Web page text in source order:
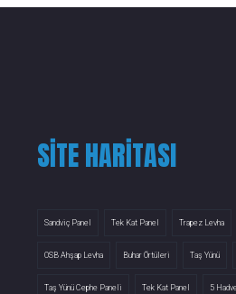
SITE HARITASI
Sandviç Panel Tek Kat Panel Trapez Levha
OSB Ahşap Levha Buhar Örtüleri Taş Yünü
Taş Yünü Cephe Paneli Tek Kat Panel 5